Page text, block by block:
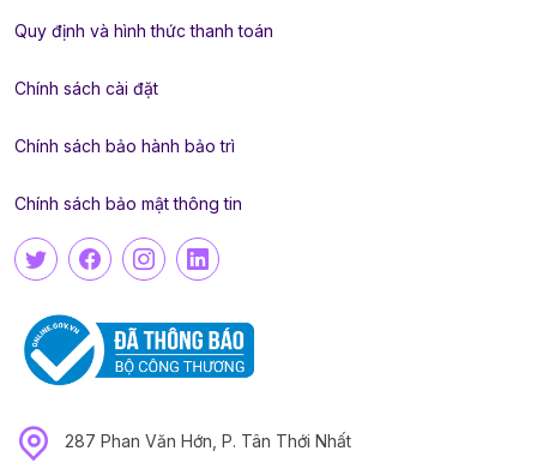
Quy định và hình thức thanh toán
Chính sách cài đặt
Chính sách bảo hành bảo trì
Chính sách bảo mật thông tin
287 Phan Văn Hớn, P. Tân Thới Nhất